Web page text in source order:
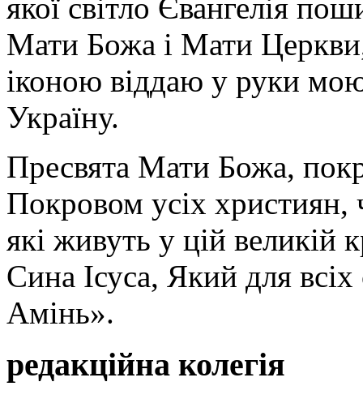
якої світло Євангелія
Мати Божа і Мати
іконою віддаю у руки
Україну.
Пресвята Мати Божа,
Покровом усіх християн,
які живуть у цій великій
Сина Ісуса, Який для
Амінь».
редакційна колегія